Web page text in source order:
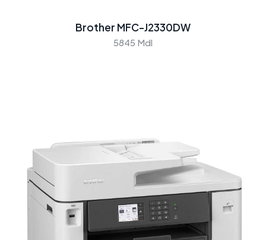
Brother MFC-J2330DW
5845 Mdl